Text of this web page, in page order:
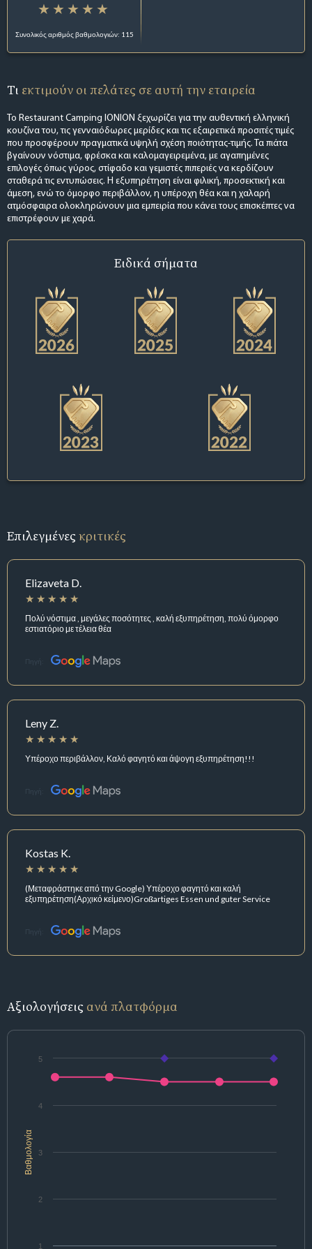
Συνολικός αριθμός βαθμολογιών: 115
Τι εκτιμούν οι πελάτες σε αυτή την εταιρεία
Το Restaurant Camping IONION ξεχωρίζει για την αυθεντική ελληνική
κουζίνα του, τις γενναιόδωρες μερίδες και τις εξαιρετικά προσιτές τιμές
που προσφέρουν πραγματικά υψηλή σχέση ποιότητας-τιμής. Τα πιάτα
βγαίνουν νόστιμα, φρέσκα και καλομαγειρεμένα, με αγαπημένες
επιλογές όπως γύρος, στίφαδο και γεμιστές πιπεριές να κερδίζουν
σταθερά τις εντυπώσεις. Η εξυπηρέτηση είναι φιλική, προσεκτική και
άμεση, ενώ το όμορφο περιβάλλον, η υπέροχη θέα και η χαλαρή
ατμόσφαιρα ολοκληρώνουν μια εμπειρία που κάνει τους επισκέπτες να
επιστρέφουν με χαρά.
Ειδικά σήματα
Επιλεγμένεςκριτικές
Elizaveta D.
Πολύ νόστιμα , μεγάλες ποσότητες , καλή εξυπηρέτηση, πολύ όμορφο
εστιατόριο με τέλεια θέα
Πηγή:
Leny Z.
Υπέροχο περιβάλλον, Καλό φαγητό και άψογη εξυπηρέτηση!!!
Πηγή:
Kostas K.
(Μεταφράστηκε από την Google) Υπέροχο φαγητό και καλή
εξυπηρέτηση(Αρχικό κείμενο)Großartiges Essen und guter Service
Πηγή:
Αξιολογήσεις ανά πλατφόρμα
Βαθμολογία
1
2
3
4
5